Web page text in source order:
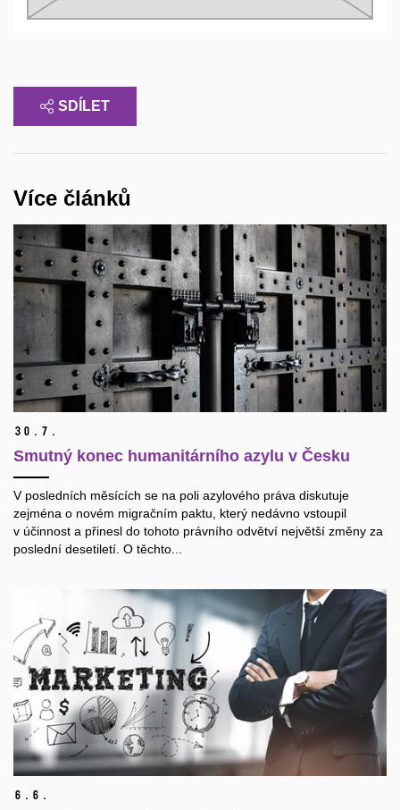
SDÍLET
Více článků
30. 7.
Smutný konec humanitárního azylu v Česku
V posledních měsících se na poli azylového práva diskutuje
zejména o novém migračním paktu, který nedávno vstoupil
v účinnost a přinesl do tohoto právního odvětví největší změny za
poslední desetiletí. O těchto...
6. 6.